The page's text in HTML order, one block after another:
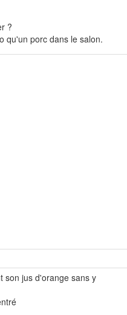
?
qu'un porc dans le salon.
son jus d'orange sans y